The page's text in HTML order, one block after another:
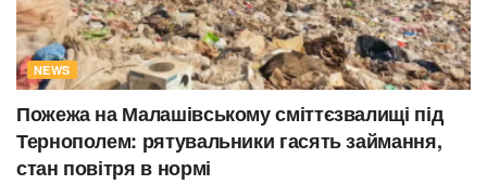
NEWS
Пожежа на Малашівському сміттєзвалищі під
Тернополем: рятувальники гасять займання,
стан повітря в нормі